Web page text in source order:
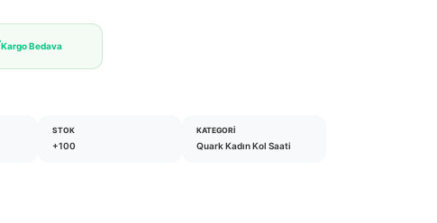
Kargo Bedava
STOK
+100
KATEGORI
Quark Kadın Kol Saati